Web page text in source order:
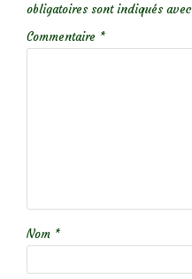
obligatoires sont indiqués avec
Commentaire *
Nom *